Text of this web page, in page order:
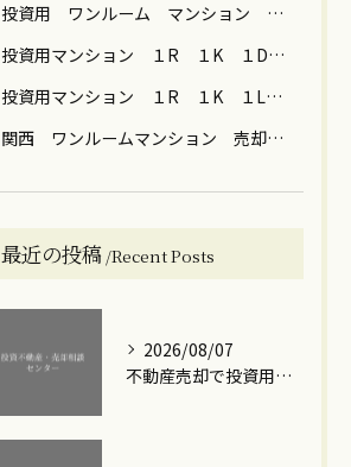
投資用 ワンルーム マンション 男性 女性 運用目的 売却 大阪 京都 神戸 東京 横浜 川崎 名古屋 福岡
投資用マンション １R １K １DK ファミリー 売却 大阪 京都 神戸 東京 神奈川 名古屋 福岡
投資用マンション １R １K １LDK 節税 年金 保険 女性向け 売却 贈与 大阪 京都 神戸 東京都内 川崎 横浜
関西 ワンルームマンション 売却 築年数 ローン
最近の投稿 Recent Posts
2026/08/07
不動産売却で投資用ワンルームマンションの利益を最大化する実践的な手順と注意点